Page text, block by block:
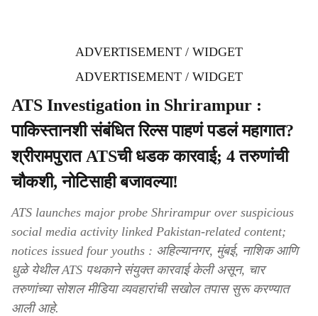
ADVERTISEMENT / WIDGET
ADVERTISEMENT / WIDGET
ATS Investigation in Shrirampur :
पाकिस्तानशी संबंधित रिल्स पाहणं पडलं महागात?
श्रीरामपुरात ATSची धडक कारवाई; 4 तरुणांची
चौकशी, नोटिसाही बजावल्या!
ATS launches major probe Shrirampur over suspicious
social media activity linked Pakistan-related content;
notices issued four youths : अहिल्यानगर, मुंबई, नाशिक आणि
धुळे येथील ATS पथकाने संयुक्त कारवाई केली असून, चार
तरुणांच्या सोशल मीडिया व्यवहारांची सखोल तपास सुरू करण्यात
आली आहे.